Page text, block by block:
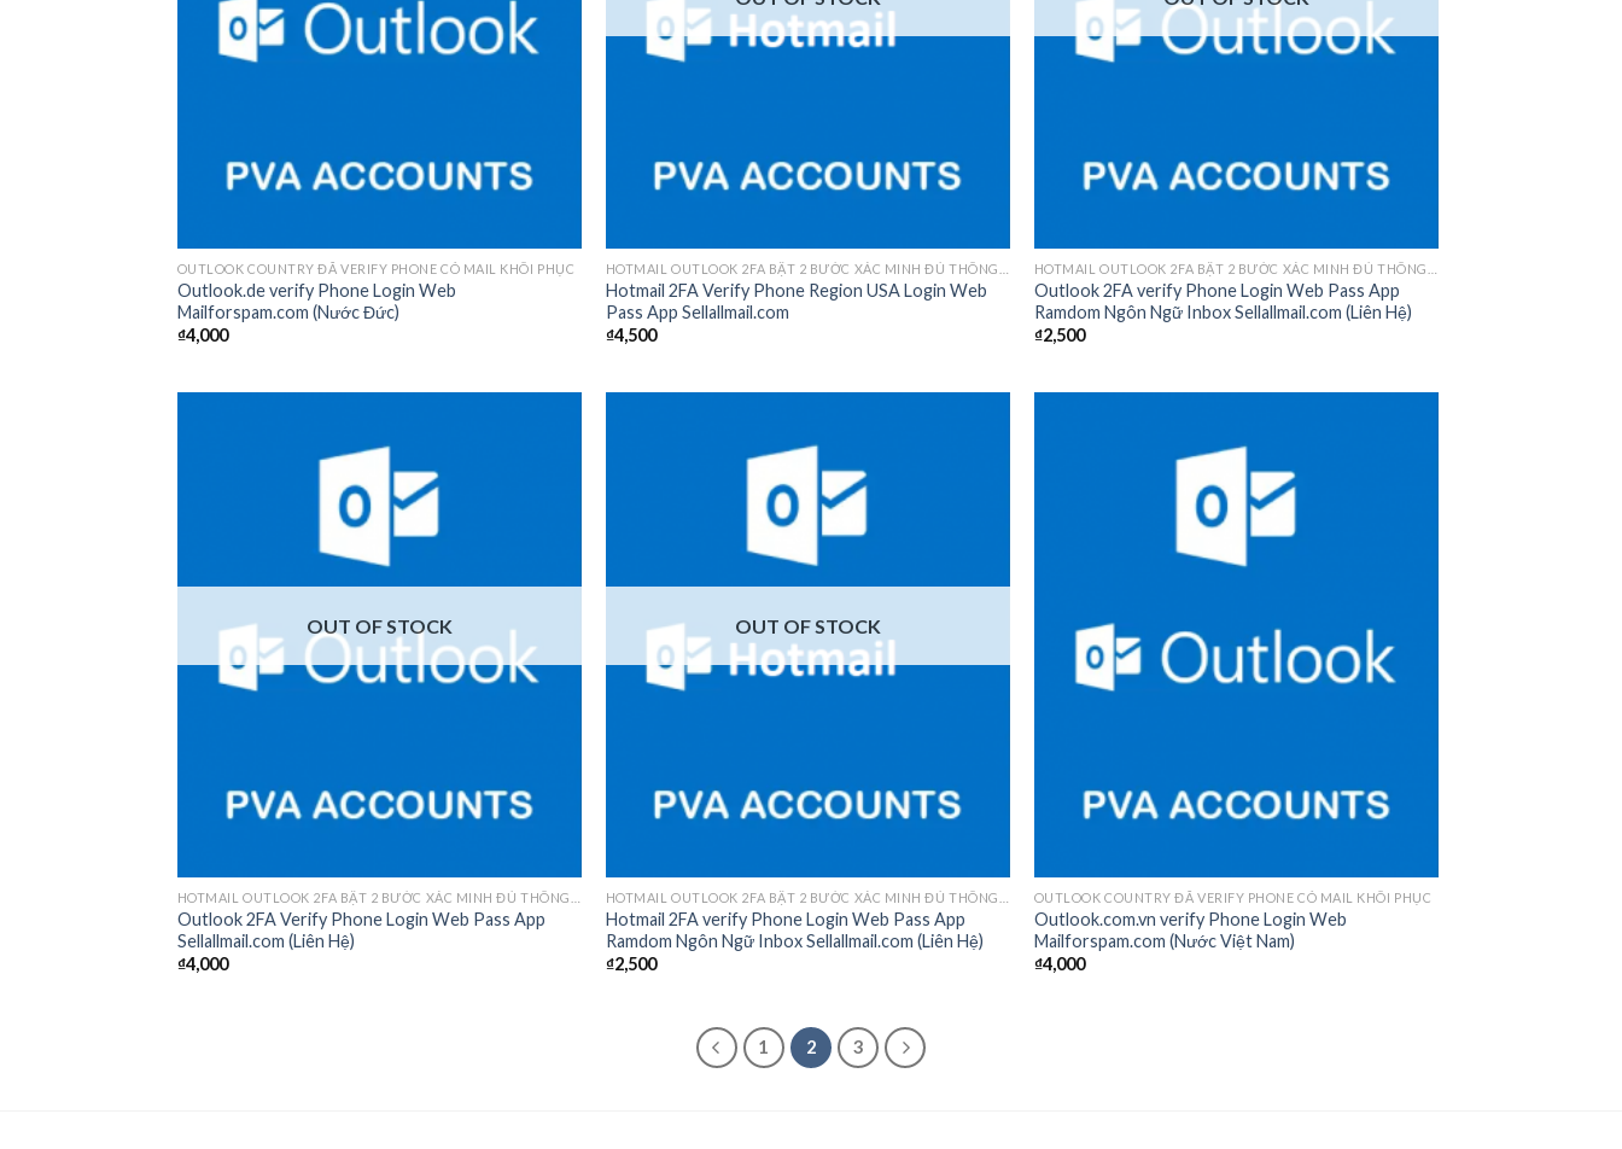
OUTLOOK COUNTRY ĐÃ VERIFY PHONE CÓ MAIL KHÔI PHỤC
Outlook.de verify Phone Login Web
Mailforspam.com (Nước Đức)
₫4,000
Hotmail 2FA Verify Phone Region USA Login Web
Pass App Sellallmail.com
₫4,500
Outlook 2FA verify Phone Login Web Pass App
Ramdom Ngôn Ngữ Inbox Sellallmail.com (Liên Hệ)
₫2,500
OUT OF STOCK
Outlook 2FA Verify Phone Login Web Pass App
Sellallmail.com (Liên Hệ)
₫4,000
OUT OF STOCK
Hotmail 2FA verify Phone Login Web Pass App
Ramdom Ngôn Ngữ Inbox Sellallmail.com (Liên Hệ)
₫2,500
OUTLOOK COUNTRY ĐÃ VERIFY PHONE CÓ MAIL KHÔI PHỤC
Outlook.com.vn verify Phone Login Web
Mailforspam.com (Nước Việt Nam)
₫4,000
1 2 3